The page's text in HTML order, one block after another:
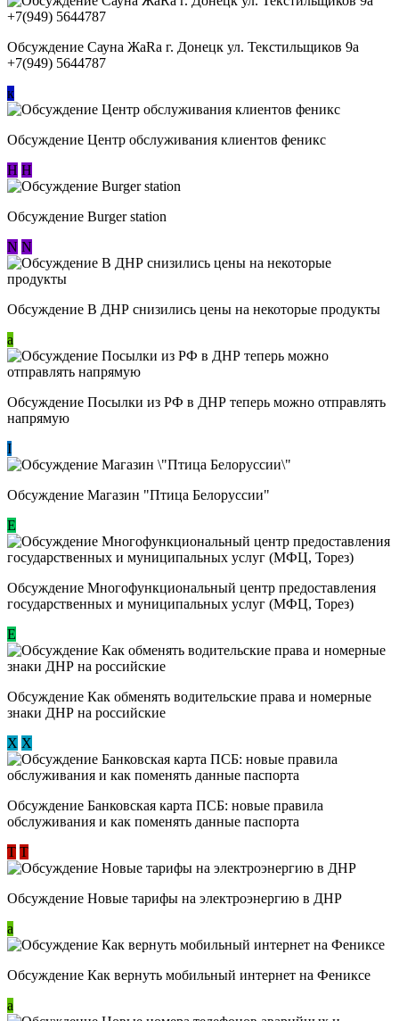
Обсуждение Сауна ЖаRa г. Донецк ул. Текстильщиков 9а
+7(949) 5644787
к
Обсуждение Центр обслуживания клиентов феникс
Н Н
Обсуждение Burger station
N N
Обсуждение В ДНР снизились цены на некоторые продукты
a
Обсуждение Посылки из РФ в ДНР теперь можно отправлять
напрямую
I
Обсуждение Магазин "Птица Белоруссии"
Е
Обсуждение Многофункциональный центр предоставления
государственных и муниципальных услуг (МФЦ, Торез)
E
Обсуждение ​Как обменять водительские права и номерные
знаки ДНР на российские
Х Х
Обсуждение ​Банковская карта ПСБ: новые правила
обслуживания и как поменять данные паспорта
Т Т
Обсуждение Новые тарифы на электроэнергию в ДНР
a
Обсуждение Как вернуть мобильный интернет на Фениксе
a